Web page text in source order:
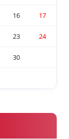
16 17
23 24
30